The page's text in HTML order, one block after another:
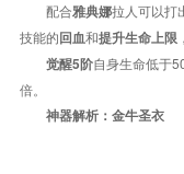
配合雅典娜拉人可以打
技能的回血和提升生命上限
觉醒5阶自身生命低于
倍。
神器解析：金牛圣衣